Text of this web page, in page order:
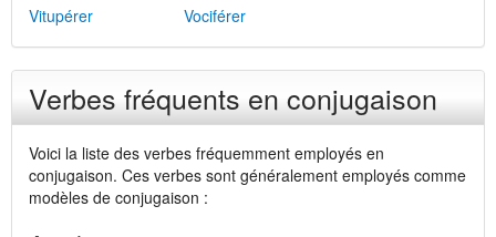
Vitupérer
Vociférer
Verbes fréquents en conjugaison
Voici la liste des verbes fréquemment employés en
conjugaison. Ces verbes sont généralement employés comme
modèles de conjugaison :